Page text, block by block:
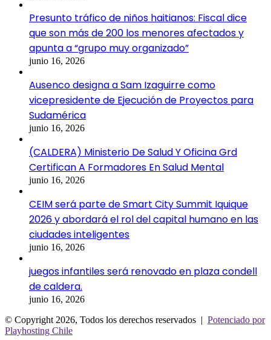
Presunto tráfico de niños haitianos: Fiscal dice
que son más de 200 los menores afectados y
apunta a “grupo muy organizado”
junio 16, 2026
Ausenco designa a Sam Izaguirre como
vicepresidente de Ejecución de Proyectos para
Sudamérica
junio 16, 2026
(CALDERA) Ministerio De Salud Y Oficina Grd
Certifican A Formadores En Salud Mental
junio 16, 2026
CEIM será parte de Smart City Summit Iquique
2026 y abordará el rol del capital humano en las
ciudades inteligentes
junio 16, 2026
juegos infantiles será renovado en plaza condell
de caldera.
junio 16, 2026
© Copyright 2026, Todos los derechos reservados | Potenciado por
Playhosting Chile